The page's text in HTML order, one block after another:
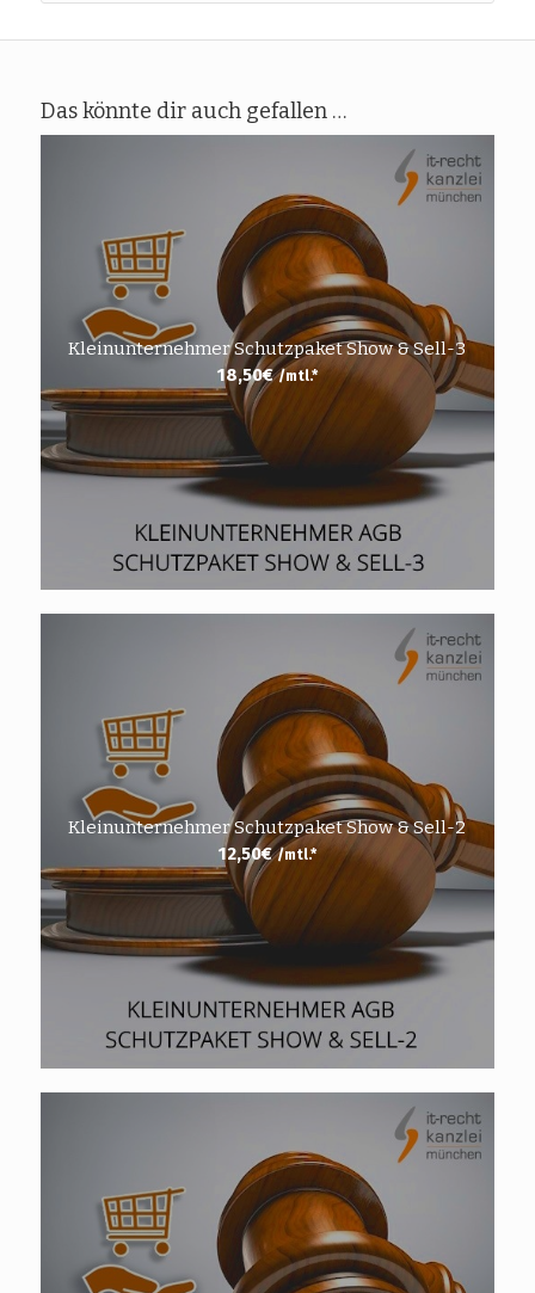
Das könnte dir auch gefallen …
Kleinunternehmer Schutzpaket Show & Sell-3
18,50€ /mtl.*
Kleinunternehmer Schutzpaket Show & Sell-2
12,50€ /mtl.*